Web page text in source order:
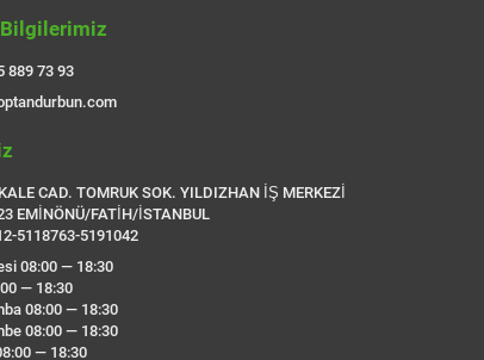
889 73 93
CAD. TOMRUK SOK. YILDIZHAN İŞ MERKEZİ
EMİNÖNÜ/FATİH/İSTANBUL
5118763-5191042
08:00 — 18:30
— 18:30
08:00 — 18:30
08:00 — 18:30
— 18:30